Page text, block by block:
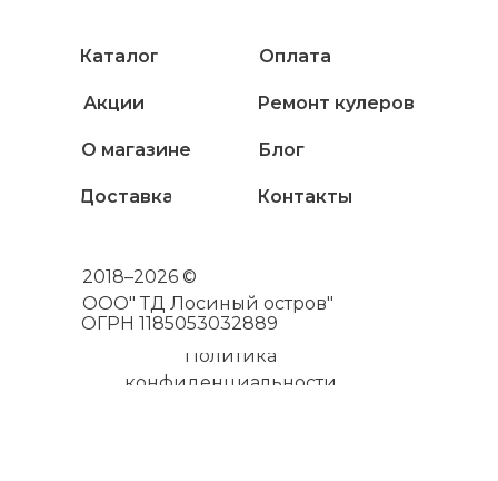
2018–2026 ©
ООО" ТД Лосиный остров"
ОГРН 1185053032889
Каталог
Акции
О магазине
Доставка
Оплата
Ремонт кулеров
Блог
Политика
конфиденциальности
Контакты